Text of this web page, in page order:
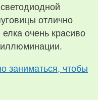
отлично
очень красиво
заниматься, чтобы